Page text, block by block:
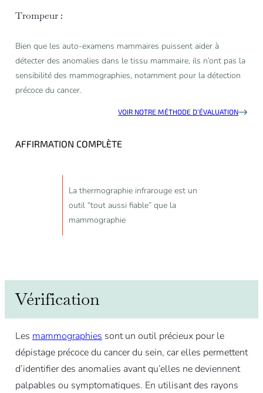
Trompeur :
Bien que les auto-examens mammaires puissent aider à
détecter des anomalies dans le tissu mammaire, ils n’ont pas la
sensibilité des mammographies, notamment pour la détection
précoce du cancer.
VOIR NOTRE MÉTHODE D’ÉVALUATION
AFFIRMATION COMPLÈTE
La thermographie infrarouge est un
outil “tout aussi fiable” que la
mammographie
Vérification
Les mammographies sont un outil précieux pour le
dépistage précoce du cancer du sein, car elles permettent
d’identifier des anomalies avant qu’elles ne deviennent
palpables ou symptomatiques. En utilisant des rayons